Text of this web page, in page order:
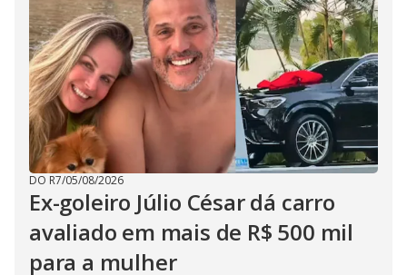
DO R7/05/08/2026
Ex-goleiro Júlio César dá carro
avaliado em mais de R$ 500 mil
para a mulher